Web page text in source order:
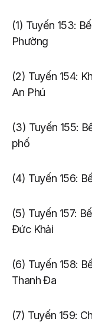
(1) Tuyến 153:
Phường
(2) Tuyến 154:
An Phú
(3) Tuyến 155:
phố
(4) Tuyến 156:
(5) Tuyến 157:
Đức Khải
(6) Tuyến 158:
Thanh Đa
(7) Tuyến 159: